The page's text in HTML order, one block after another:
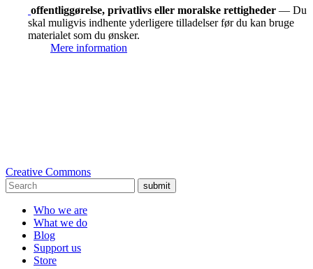
offentliggørelse, privatlivs eller moralske rettigheder — Du
skal muligvis indhente yderligere tilladelser før du kan bruge
materialet som du ønsker.
Mere information
Creative Commons
submit
Who we are
What we do
Blog
Support us
Store